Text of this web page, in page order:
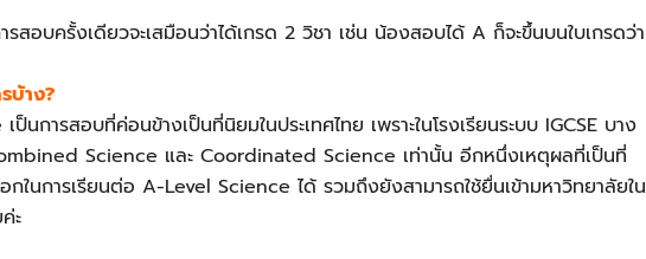
สอบครั้งเดียวจะเสมือนว่าได้เกรด 2 วิชา เช่น น้องสอบได้ A ก็จะขึ้นบนใบเกรดว่า
บ้าง?
การสอบที่ค่อนข้างเป็นที่นิยมในประเทศไทย เพราะในโรงเรียนระบบ IGCSE บาง
Science และ Coordinated Science เท่านั้น อีกหนึ่งเหตุผลที่เป็นที่
กในการเรียนต่อ A-Level Science ได้ รวมถึงยังสามารถใช้ยื่นเข้ามหาวิทยาลัยใน
ะ